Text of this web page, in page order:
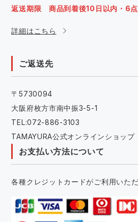
返送期限 商品到着後10日以内・6
詳細はこちら
ご返送先
〒5730094
大阪府枚方市南中振3-5-1
TEL:072-886-3103
TAMAYURA公式オンラインショップ
お支払い方法について
各種クレジットカードがご利用いただ